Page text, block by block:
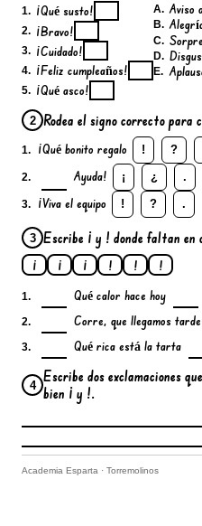
1. ¡Qué susto!
2. ¡Bravo!
3. ¡Cuidado!
4. ¡Feliz cumpleaños!
5. ¡Qué asco!
A. Aviso
B.
C.
D.
E.
2 Rodea el signo correcto para
1. ¡Qué bonito regalo ! ?
2. Ayuda! ¡ ¿ .
3. ¡Viva el equipo ! ? .
3 Escribe ¡ y ! donde faltan en
¡ ¡ ¡ ! ! !
1. Qué calor hace hoy
2. Corre, que llegamos tarde
3. Qué rica está la tarta
4 Escribe dos exclamaciones
bien ¡ y !.
Academia Esparta · Torremolinos